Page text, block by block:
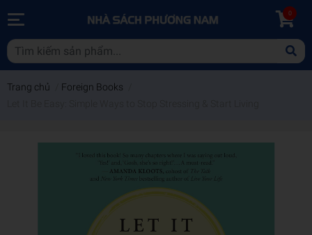
0
Trang chủ Foreign Books